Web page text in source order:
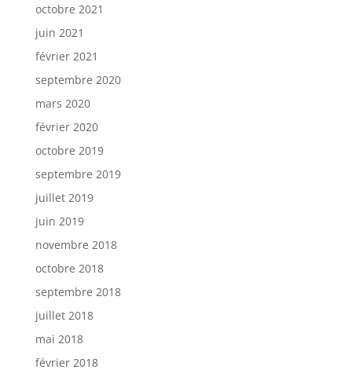
octobre 2021
juin 2021
février 2021
septembre 2020
mars 2020
février 2020
octobre 2019
septembre 2019
juillet 2019
juin 2019
novembre 2018
octobre 2018
septembre 2018
juillet 2018
mai 2018
février 2018